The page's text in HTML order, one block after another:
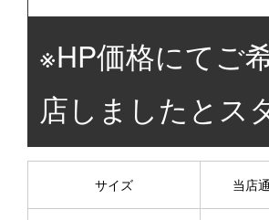
※HP価格にてご
店しましたとス
サイズ 当店